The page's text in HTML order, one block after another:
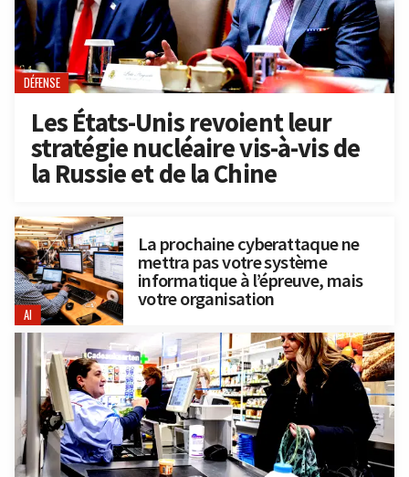
DÉFENSE
Les États-Unis revoient leur
stratégie nucléaire vis-à-vis de
la Russie et de la Chine
AI
La prochaine cyberattaque ne
mettra pas votre système
informatique à l’épreuve, mais
votre organisation